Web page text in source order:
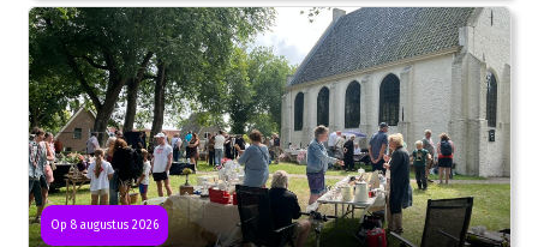
Op 8 augustus 2026